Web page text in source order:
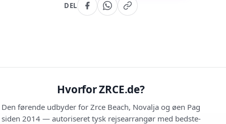
DEL
Hvorfor ZRCE.de?
Den førende udbyder for Zrce Beach, Novalja og øen Pag
siden 2014 — autoriseret tysk rejsearrangør med bedste-